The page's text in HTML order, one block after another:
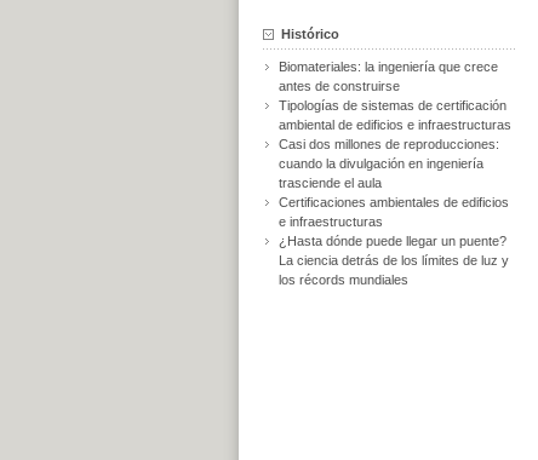
Histórico
Biomateriales: la ingeniería que crece
antes de construirse
Tipologías de sistemas de certificación
ambiental de edificios e infraestructuras
Casi dos millones de reproducciones:
cuando la divulgación en ingeniería
trasciende el aula
Certificaciones ambientales de edificios
e infraestructuras
¿Hasta dónde puede llegar un puente?
La ciencia detrás de los límites de luz y
los récords mundiales